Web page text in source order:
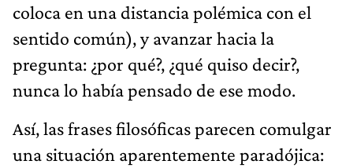
coloca en una distancia polémica con el
sentido común), y avanzar hacia la
pregunta: ¿por qué?, ¿qué quiso decir?,
nunca lo había pensado de ese modo.
Así, las frases filosóficas parecen comulgar
una situación aparentemente paradójica: